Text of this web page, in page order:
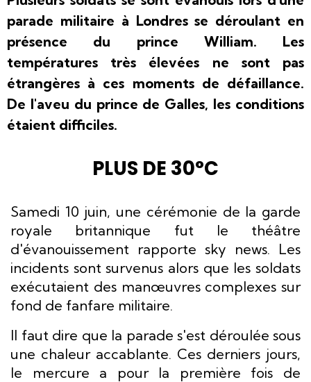
parade militaire à Londres se déroulant en
présence du prince William. Les
températures très élevées ne sont pas
étrangères à ces moments de défaillance.
De l'aveu du prince de Galles, les conditions
étaient difficiles.
PLUS DE 30°C
Samedi 10 juin, une cérémonie de la garde
royale britannique fut le théâtre
d'évanouissement rapporte sky news. Les
incidents sont survenus alors que les soldats
exécutaient des manœuvres complexes sur
fond de fanfare militaire.
Il faut dire que la parade s'est déroulée sous
une chaleur accablante. Ces derniers jours,
le mercure a pour la première fois de